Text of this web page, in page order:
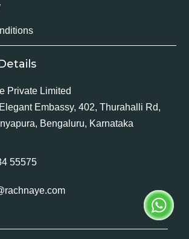
Private Limited
Embassy, 402, Thurahalli Rd,
Bengaluru, Karnataka
55575